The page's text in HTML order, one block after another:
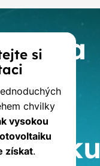
si
chvilky
vysokou
získat.